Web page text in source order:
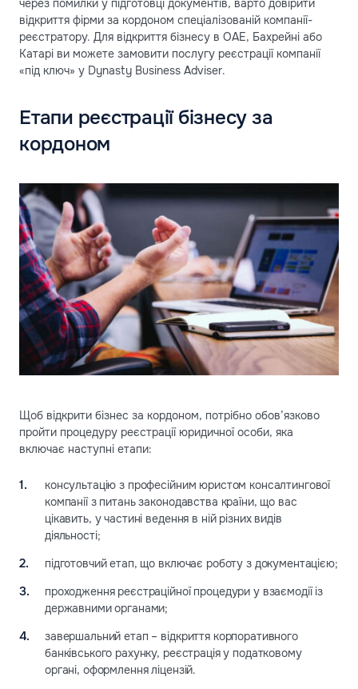
через помилки у підготовці документів, варто довірити
відкриття фірми за кордоном спеціалізованій компанії-
реєстратору. Для відкриття бізнесу в ОАЕ, Бахрейні або
Катарі ви можете замовити послугу реєстрації компанії
«під ключ» у Dynasty Business Adviser.
Етапи реєстрації бізнесу за
кордоном
Щоб відкрити бізнес за кордоном, потрібно обов’язково
пройти процедуру реєстрації юридичної особи, яка
включає наступні етапи:
консультацію з професійним юристом консалтингової
компанії з питань законодавства країни, що вас
цікавить, у частині ведення в ній різних видів
діяльності;
підготовчий етап, що включає роботу з документацією;
проходження реєстраційної процедури у взаємодії із
державними органами;
завершальний етап – відкриття корпоративного
банківського рахунку, реєстрація у податковому
органі, оформлення ліцензій.